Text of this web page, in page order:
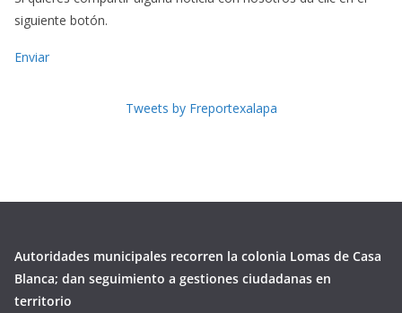
siguiente botón.
Enviar
Tweets by Freportexalapa
Autoridades municipales recorren la colonia Lomas de Casa
Blanca; dan seguimiento a gestiones ciudadanas en
territorio